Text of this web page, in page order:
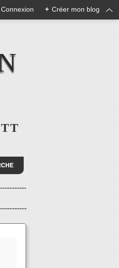
Connexion + Créer mon blog